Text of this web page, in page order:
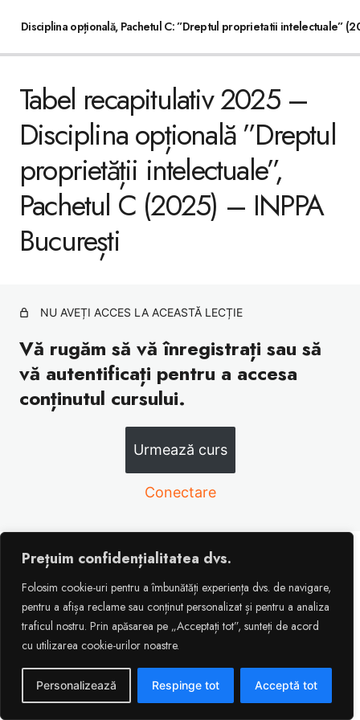
Prețuim confidențialitatea dvs.
Folosim cookie-uri pentru a îmbunătăți experiența dvs. de navigare,
pentru a afișa reclame sau conținut personalizat și pentru a analiza
traficul nostru. Prin apăsarea pe „Acceptați tot”, sunteți de acord
cu utilizarea cookie-urilor noastre.
Personalizează Respinge tot Acceptă tot
Disciplina opțională, Pachetul C: ”Dreptul proprietatii intelectuale”
Atelierul 4. Obiectul și criteriile protecției prin drept la
brevet de invenție. Conținutul și întinderea protecției –
Disciplina opțională ”Dreptul proprietății intelectuale”,
Pachetul C (2025) – INPPA București
Tabel recapitulativ 2025 – Disciplina opțională
”Dreptul proprietății intelectuale”, Pachetul C (2025) –
INPPA București
Atelierul 3. Obiectul și criteriile protecției prin drept de
autor. Conținutul și întinderea protecției – Disciplina
opțională ”Dreptul proprietății intelectuale”, Pachetul C
(2025) – INPPA București
Tabel recapitulativ 2025 –
Disciplina opțională ”Dreptul
proprietății intelectuale”,
Pachetul C (2025) – INPPA
București
NU AVEȚI ACCES LA ACEASTĂ LECȚIE
Vă rugăm să vă înregistrați sau să
vă autentificați pentru a accesa
conținutul cursului.
Urmează curs
Conectare
Tabel_recapitulativ_2025
Previous Next